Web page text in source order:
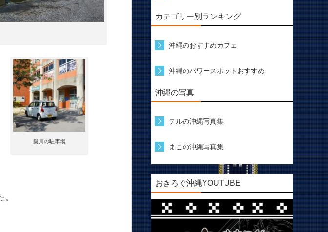
親川の駐車場
カテゴリー別ランキング
沖縄のおすすめカフェ
沖縄のパワースポットおすすめ
沖縄の写真
テルの沖縄写真集
まこの沖縄写真集
おきろぐ沖縄YOUTUBE